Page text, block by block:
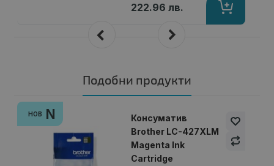
222.96 лв.
Подобни продукти
НОВ N
Консуматив
Brother LC-427XLM
Magenta Ink
Cartridge